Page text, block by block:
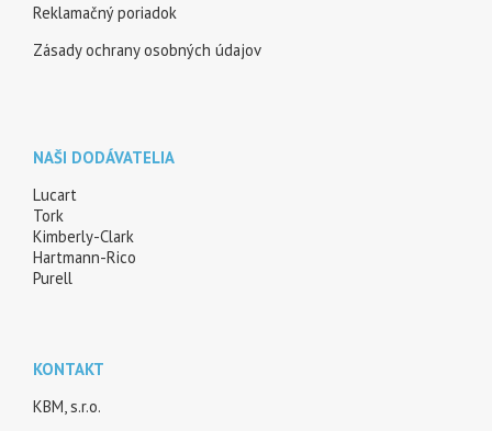
Reklamačný poriadok
Zásady ochrany osobných údajov
NAŠI DODÁVATELIA
Lucart
Tork
Kimberly-Clark
Hartmann-Rico
Purell
KONTAKT
KBM, s.r.o.